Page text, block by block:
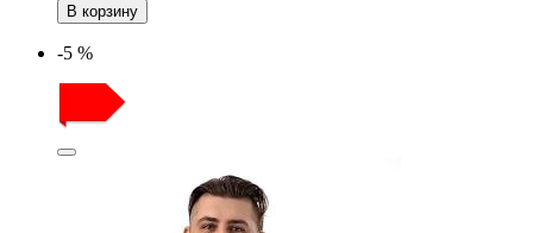
В корзину
-5 %